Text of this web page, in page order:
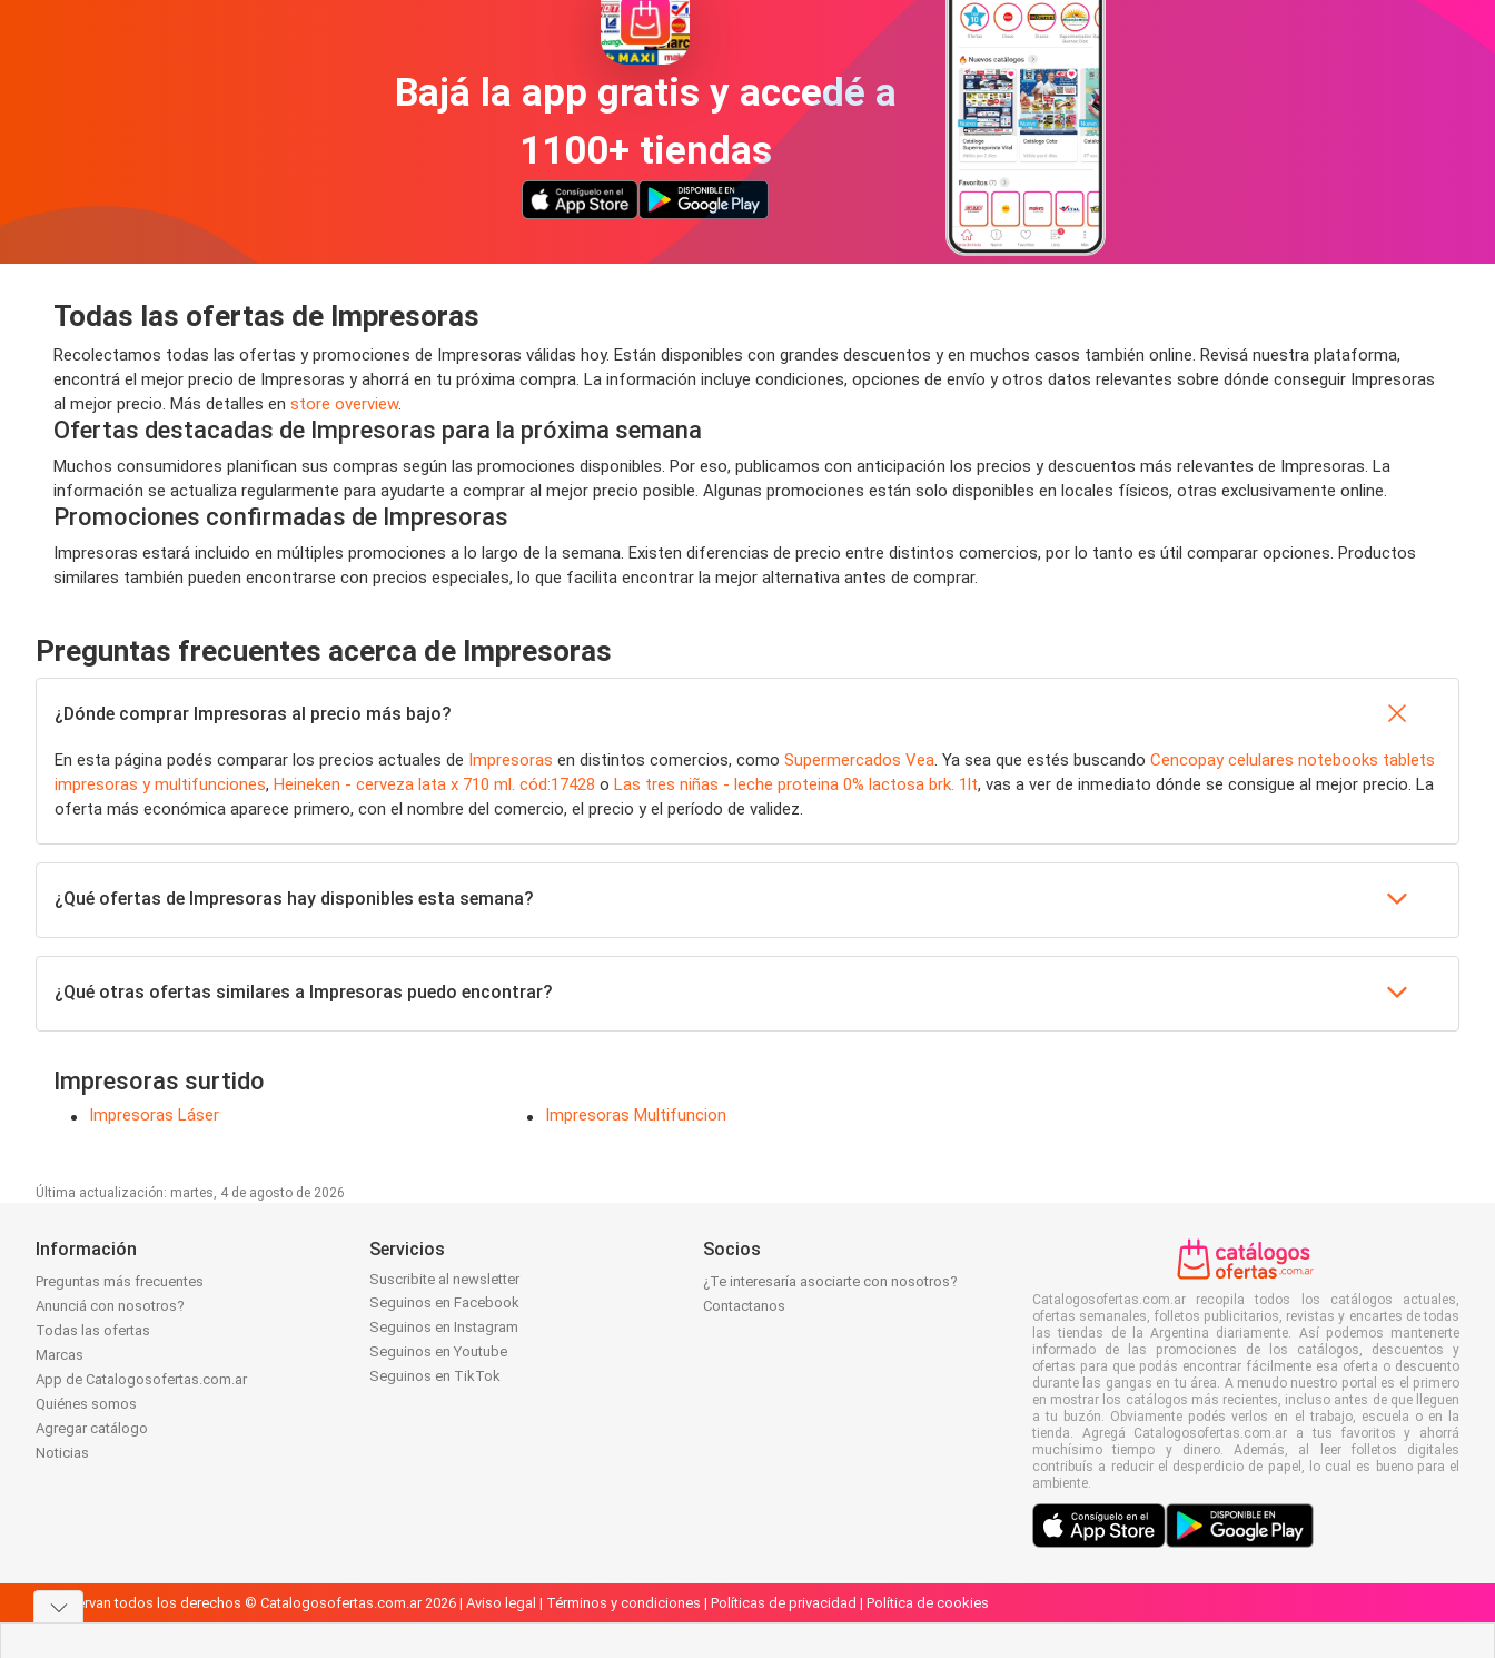
Bajá la app gratis y accedé a
1100+ tiendas
Todas las ofertas de Impresoras
Recolectamos todas las ofertas y promociones de Impresoras válidas hoy. Están disponibles con grandes descuentos y en muchos casos también online. Revisá nuestra plataforma,
encontrá el mejor precio de Impresoras y ahorrá en tu próxima compra. La información incluye condiciones, opciones de envío y otros datos relevantes sobre dónde conseguir Impresoras
al mejor precio. Más detalles en store overview.
Ofertas destacadas de Impresoras para la próxima semana
Muchos consumidores planifican sus compras según las promociones disponibles. Por eso, publicamos con anticipación los precios y descuentos más relevantes de Impresoras. La
información se actualiza regularmente para ayudarte a comprar al mejor precio posible. Algunas promociones están solo disponibles en locales físicos, otras exclusivamente online.
Promociones confirmadas de Impresoras
Impresoras estará incluido en múltiples promociones a lo largo de la semana. Existen diferencias de precio entre distintos comercios, por lo tanto es útil comparar opciones. Productos
similares también pueden encontrarse con precios especiales, lo que facilita encontrar la mejor alternativa antes de comprar.
Preguntas frecuentes acerca de Impresoras
¿Dónde comprar Impresoras al precio más bajo?
En esta página podés comparar los precios actuales de Impresoras en distintos comercios, como Supermercados Vea. Ya sea que estés buscando Cencopay celulares notebooks tablets
impresoras y multifunciones, Heineken - cerveza lata x 710 ml. cód:17428 o Las tres niñas - leche proteina 0% lactosa brk. 1lt, vas a ver de inmediato dónde se consigue al mejor precio. La
oferta más económica aparece primero, con el nombre del comercio, el precio y el período de validez.
¿Qué ofertas de Impresoras hay disponibles esta semana?
¿Qué otras ofertas similares a Impresoras puedo encontrar?
Impresoras surtido
Impresoras Láser Impresoras Multifuncion
Última actualización: martes, 4 de agosto de 2026
Información
Preguntas más frecuentes
Anunciá con nosotros?
Todas las ofertas
Marcas
App de Catalogosofertas.com.ar
Quiénes somos
Agregar catálogo
Noticias
Servicios
Suscribite al newsletter
Seguinos en Facebook
Seguinos en Instagram
Seguinos en Youtube
Seguinos en TikTok
Socios
¿Te interesaría asociarte con nosotros?
Contactanos
Catalogosofertas.com.ar recopila todos los catálogos actuales,
ofertas semanales, folletos publicitarios, revistas y encartes de todas
las tiendas de la Argentina diariamente. Así podemos mantenerte
informado de las promociones de los catálogos, descuentos y
ofertas para que podás encontrar fácilmente esa oferta o descuento
durante las gangas en tu área. A menudo nuestro portal es el primero
en mostrar los catálogos más recientes, incluso antes de que lleguen
a tu buzón. Obviamente podés verlos en el trabajo, escuela o en la
tienda. Agregá Catalogosofertas.com.ar a tus favoritos y ahorrá
muchísimo tiempo y dinero. Además, al leer folletos digitales
contribuís a reducir el desperdicio de papel, lo cual es bueno para el
ambiente.
Se reservan todos los derechos © Catalogosofertas.com.ar 2026 | Aviso legal | Términos y condiciones | Políticas de privacidad | Política de cookies